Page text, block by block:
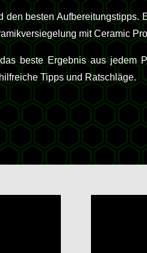
besten
mit Ceramic
beste Ergebnis aus jedem
Tipps und Ratschläge.